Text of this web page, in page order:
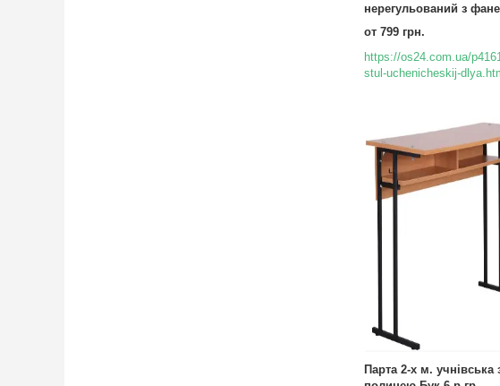
нерегульований з
от 799 грн.
https://os24.com.ua/
stul-uchenicheskij-
Парта 2-х м. учнівська